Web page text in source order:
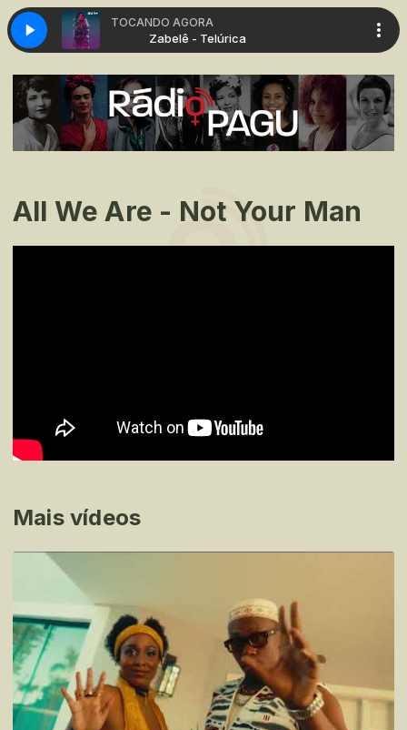
TOCANDO AGORA
Zabelê - Telúrica
All We Are - Not Your Man
Mais vídeos